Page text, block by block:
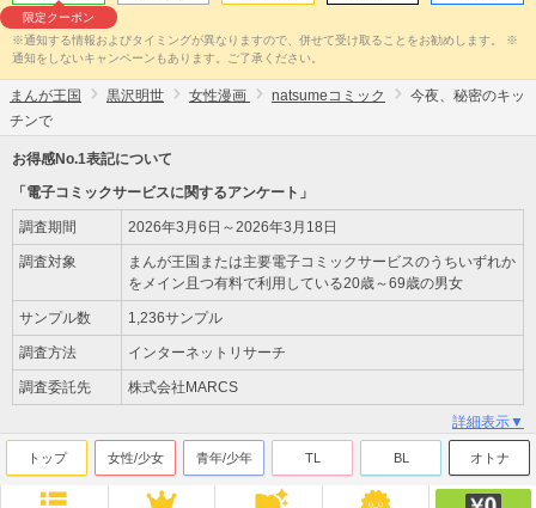
限定クーポン
※通知する情報およびタイミングが異なりますので、併せて受け取ることをお勧めします。 ※
通知をしないキャンペーンもあります。ご了承ください。
まんが王国 黒沢明世 女性漫画 natsumeコミック
今夜、秘密のキッ
チンで
お得感No.1表記について
「電子コミックサービスに関するアンケート」
調査期間 2026年3月6日～2026年3月18日
調査対象
まんが王国または主要電子コミックサービスのうちいずれか
をメイン且つ有料で利用している20歳～69歳の男女
サンプル数 1,236サンプル
調査方法 インターネットリサーチ
調査委託先 株式会社MARCS
詳細表示▼
トップ 女性/少女 青年/少年 TL BL オトナ